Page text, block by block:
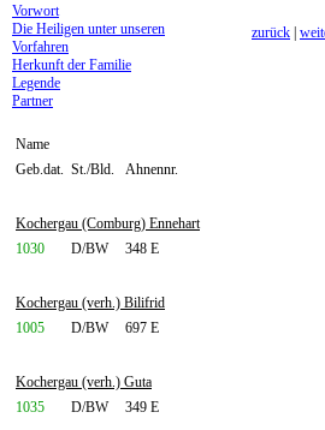
Vorwort
Die Heiligen unter unseren
Vorfahren
Herkunft der Familie
Legende
Partner
Name
Geb.dat. St./Bld. Ahnennr.
Kochergau (Comburg) Ennehart
1030
D/BW 348 E
Kochergau (verh.) Bilifrid
1005
D/BW 697 E
Kochergau (verh.) Guta
1035
D/BW 349 E
zurück